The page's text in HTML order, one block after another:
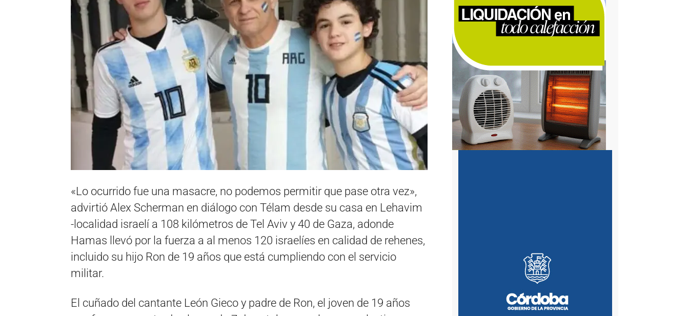
«Lo ocurrido fue una masacre, no podemos permitir que pase otra vez»,
advirtió Alex Scherman en diálogo con Télam desde su casa en Lehavim
-localidad israelí a 108 kilómetros de Tel Aviv y 40 de Gaza, adonde
Hamas llevó por la fuerza a al menos 120 israelíes en calidad de rehenes,
incluido su hijo Ron de 19 años que está cumpliendo con el servicio
militar.
El cuñado del cantante León Gieco y padre de Ron, el joven de 19 años